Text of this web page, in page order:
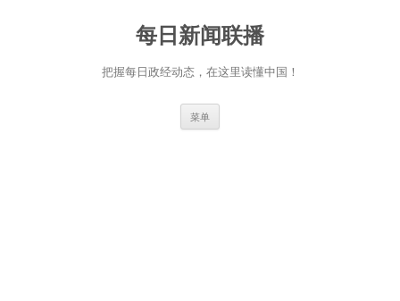
每日新闻联播
把握每日政经动态，在这里读懂中国！
菜单